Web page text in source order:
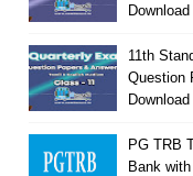
Download
11th
Question
Download
PG TRB
Bank